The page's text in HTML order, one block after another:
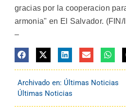
gracias por la cooperacion
armonia" en El Salvador.
–
Archivado en: Últimas Noticias
Últimas Noticias